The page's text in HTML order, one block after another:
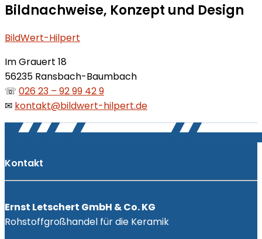
Bildnachweise, Konzept und Design
BildWert-Hilpert
Im Grauert 18
56235 Ransbach-Baumbach
☏ 026 23 – 92 99 42 9
✉︎ kontakt@bildwert-hilpert.de
Kontakt
Ernst Letschert GmbH & Co. KG
Rohstoffgroßhandel für die Keramik